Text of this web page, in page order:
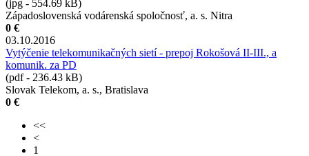
(jpg - 554.69 kB)
Západoslovenská vodárenská spoločnosť, a. s. Nitra
0 €
03.10.2016
Vytýčenie telekomunikačných sietí - prepoj Rokošová II-III., a
komunik. za PD
(pdf - 236.43 kB)
Slovak Telekom, a. s., Bratislava
0 €
<<
<
1